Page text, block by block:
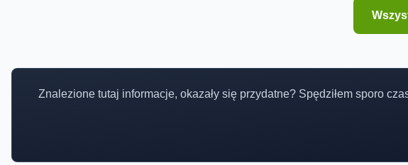
Znalezione tutaj informacje, okazały się przydatne? Spędziłem sporo